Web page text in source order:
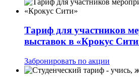
Тариф для участников
выставок в «Крокус
Забронировать по акции